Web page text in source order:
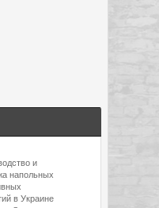
и
напольных
в Украине